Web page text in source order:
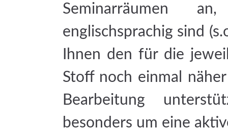
Seminarräumen
englischsprachig sind
Ihnen den für die
Stoff noch einmal
Bearbeitung
besonders um eine